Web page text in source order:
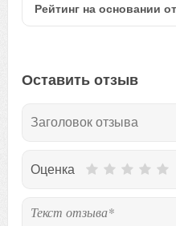
Рейтинг на основании
Оставить отзыв
Оценка